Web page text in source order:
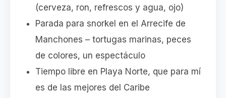
(cerveza, ron, refrescos y agua, ojo)
Parada para snorkel en el Arrecife de
Manchones – tortugas marinas, peces
de colores, un espectáculo
Tiempo libre en Playa Norte, que para mí
es de las mejores del Caribe